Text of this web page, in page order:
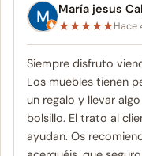
María jesus
★★★★★Hace
Siempre disfruto
Los muebles tienen
un regalo y llevar
bolsillo. El trato al
ayudan. Os